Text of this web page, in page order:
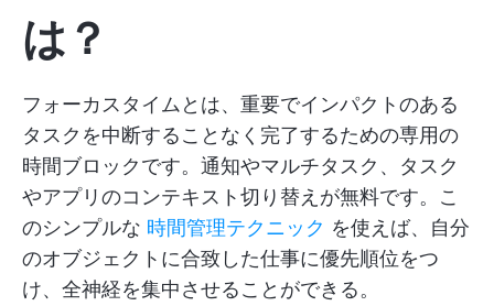
は？
フォーカスタイムとは、重要でインパクトのある
タスクを中断することなく完了するための専用の
時間ブロックです。通知やマルチタスク、タスク
やアプリのコンテキスト切り替えが無料です。こ
のシンプルな 時間管理テクニック を使えば、自分
のオブジェクトに合致した仕事に優先順位をつ
け、全神経を集中させることができる。